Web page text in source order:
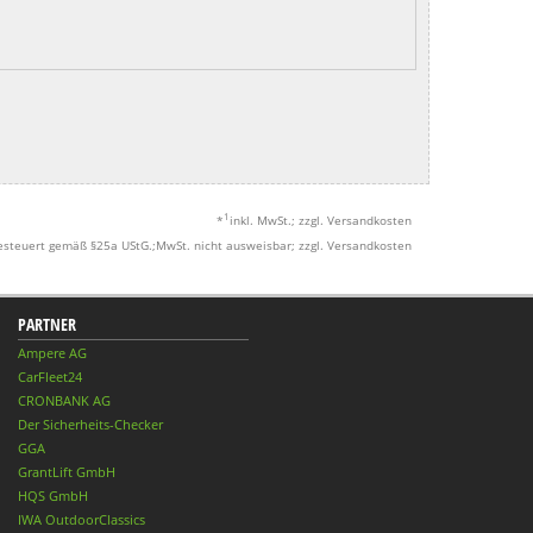
* 1 inkl. MwSt.; zzgl. Versandkosten
gemäß §25a UStG.;MwSt. nicht ausweisbar; zzgl. Versandkosten
PARTNER
Ampere AG
CarFleet24
CRONBANK AG
Der Sicherheits-Checker
GGA
GrantLift GmbH
HQS GmbH
IWA OutdoorClassics